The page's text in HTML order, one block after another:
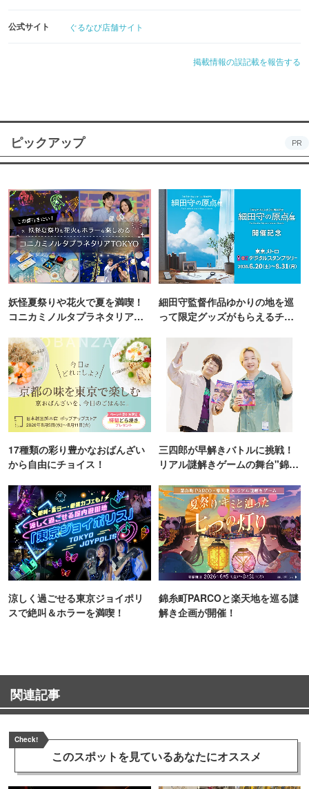
公式サイト ぐるなび店舗サイト
掲載情報の誤記載を報告する
ピックアップ PR
妖怪夏祭りや花火で夏を満喫！
コニカミノルタプラネタリア
細田守監督作品ゆかりの地を巡
って限定グッズがもらえるチャ
17種類の彩り豊かなおばんざい
から自由にチョイス！
三四郎が早解きバトルに挑戦！
リアル謎解きゲームの舞台"錦糸
涼しく過ごせる東京ジョイポリ
スで絶叫＆ホラーを満喫！
錦糸町PARCOと楽天地を巡る謎
解き企画が開催！
関連記事
Check!
このスポットを見ているあなたにオススメ